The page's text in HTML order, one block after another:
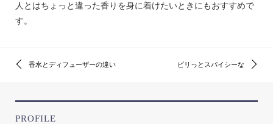
人とはちょっと違った香りを身に着けたいときにもおすすめで
す。
香水とディフューザーの違い ピリっとスパイシーな
PROFILE